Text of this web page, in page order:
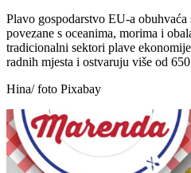
Plavo gospodarstvo EU-a
povezane s oceanima, morima i
tradicionalni sektori plave
radnih mjesta i ostvaruju više od
Hina/ foto Pixabay